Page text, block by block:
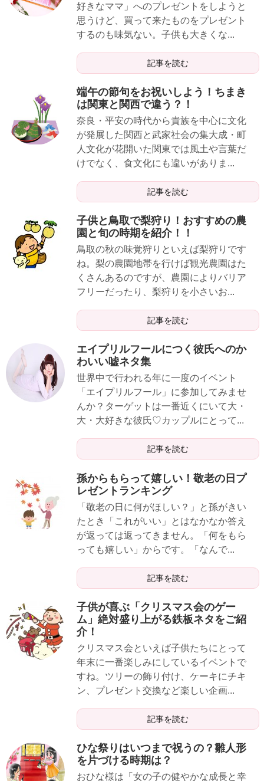
好きなママ」へのプレゼントをしようと
思うけど、買って来たものをプレゼント
するのも味気ない。子供も大きくな...
記事を読む
端午の節句をお祝いしよう！ちまき
は関東と関西で違う？！
奈良・平安の時代から貴族を中心に文化
が発展した関西と武家社会の集大成・町
人文化が花開いた関東では風土や言葉だ
けでなく、食文化にも違いがありま...
記事を読む
子供と鳥取で梨狩り！おすすめの農
園と旬の時期を紹介！！
鳥取の秋の味覚狩りといえば梨狩りです
ね。梨の農園地帯を行けば観光農園はた
くさんあるのですが、農園によりバリア
フリーだったり、梨狩りを小さいお...
記事を読む
エイプリルフールにつく彼氏へのか
わいい嘘ネタ集
世界中で行われる年に一度のイベント
「エイプリルフール」に参加してみませ
んか？ターゲットは一番近くにいて大・
大・大好きな彼氏♡カップルにとって...
記事を読む
孫からもらって嬉しい！敬老の日プ
レゼントランキング
「敬老の日に何がほしい？」と孫がきい
たとき「これがいい」とはなかなか答え
が返っては返ってきません。「何をもら
っても嬉しい」からです。「なんで...
記事を読む
子供が喜ぶ「クリスマス会のゲー
ム」絶対盛り上がる鉄板ネタをご紹
介！
クリスマス会といえば子供たちにとって
年末に一番楽しみにしているイベントで
すね。ツリーの飾り付け、ケーキにチキ
ン、プレゼント交換など楽しい企画...
記事を読む
ひな祭りはいつまで祝うの？雛人形
を片づける時期は？
おひな様は「女の子の健やかな成長と幸